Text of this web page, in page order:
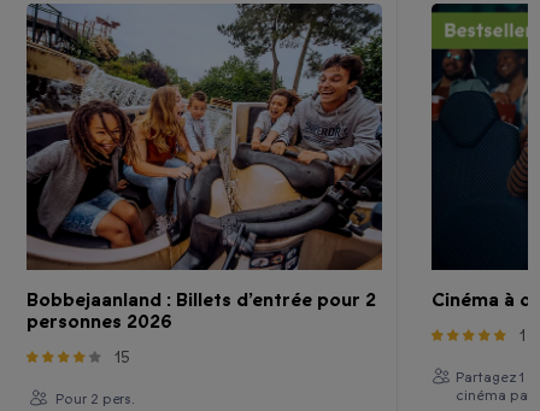
Bobbejaanland : Billets d’entrée pour 2
personnes 2026
15
Pour 2 pers.
Cinéma à
1
Partagez 1
cinéma